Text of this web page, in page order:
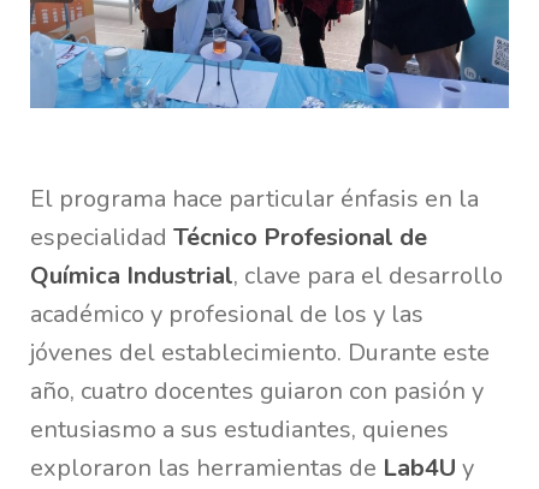
El programa hace particular énfasis en la
especialidad Técnico Profesional de
Química Industrial, clave para el desarrollo
académico y profesional de los y las
jóvenes del establecimiento. Durante este
año, cuatro docentes guiaron con pasión y
entusiasmo a sus estudiantes, quienes
exploraron las herramientas de Lab4U y